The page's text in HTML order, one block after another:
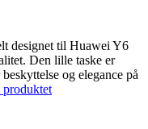
designet til Huawei Y6
Den lille taske er
og elegance på